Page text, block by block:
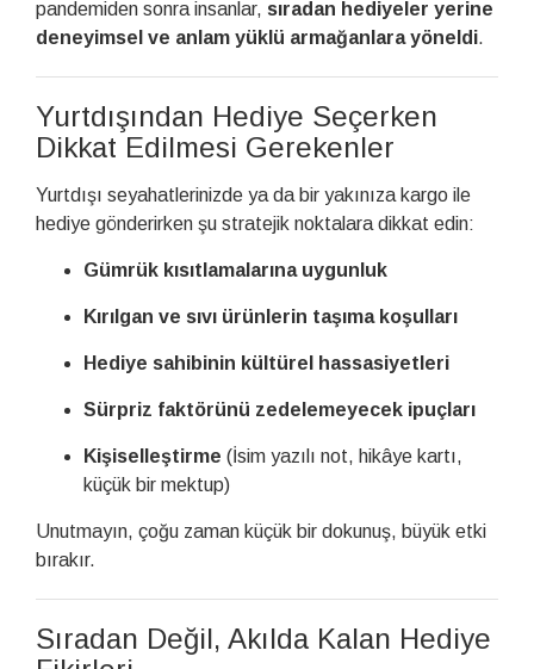
pandemiden sonra insanlar, sıradan hediyeler yerine
deneyimsel ve anlam yüklü armağanlara yöneldi.
Yurtdışından Hediye Seçerken
Dikkat Edilmesi Gerekenler
Yurtdışı seyahatlerinizde ya da bir yakınıza kargo ile
hediye gönderirken şu stratejik noktalara dikkat edin:
Gümrük kısıtlamalarına uygunluk
Kırılgan ve sıvı ürünlerin taşıma koşulları
Hediye sahibinin kültürel hassasiyetleri
Sürpriz faktörünü zedelemeyecek ipuçları
Kişiselleştirme (İsim yazılı not, hikâye kartı,
küçük bir mektup)
Unutmayın, çoğu zaman küçük bir dokunuş, büyük etki
bırakır.
Sıradan Değil, Akılda Kalan Hediye